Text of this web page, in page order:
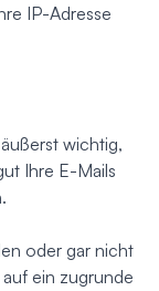
IP-Adresse
wichtig,
Ihre E-Mails
oder gar nicht
ein zugrunde